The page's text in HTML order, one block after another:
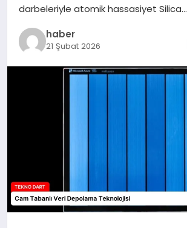
OTOMOBIL
TEKNOLOJI
darbeleriyle atomik hassasiyet Silica…
haber
21 Şubat 2026